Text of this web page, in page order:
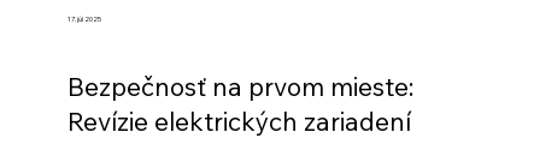
17. júl 2025
Bezpečnosť na prvom mieste:
Revízie elektrických zariadení